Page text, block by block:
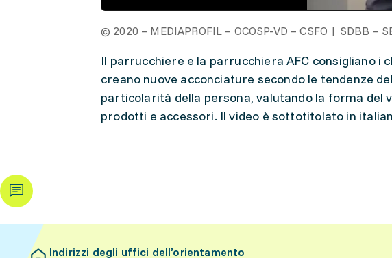
© 2020 – MEDIAPROFIL – OCOSP-VD – CSFO | SDBB –
Il parrucchiere e la parrucchiera AFC consigliano
creano nuove acconciature secondo le tendenze
particolarità della persona, valutando la forma del
prodotti e accessori. Il video è sottotitolato in
Indirizzi degli uffici dell’orientamento